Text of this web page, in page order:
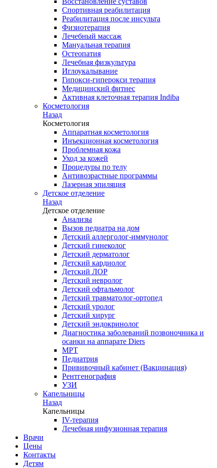
Спортивная реабилитация
Реабилитация после инсульта
Физиотерапия
Лечебный массаж
Мануальная терапия
Остеопатия
Лечебная физкультура
Иглоукалывание
Гипокси-гиперокси терапия
Медицинский фитнес
Активная клеточная терапия Indiba
Косметология
Назад
Косметология
Аппаратная косметология
Инъекционная косметология
Проблемная кожа
Уход за кожей
Процедуры по телу
Антивозрастные программы
Лазерная эпиляция
Детское отделение
Назад
Детское отделение
Анализы
Вызов педиатра на дом
Детский аллерголог-иммунолог
Детский гинеколог
Детский дерматолог
Детский кардиолог
Детский ЛОР
Детский невролог
Детский офтальмолог
Детский травматолог-ортопед
Детский уролог
Детский хирург
Детский эндокринолог
Диагностика заболеваний позвоночника и
осанки на аппарате Diers
МРТ
Педиатрия
Прививочный кабинет (Вакцинация)
Рентгенография
УЗИ
Капельницы
Назад
Капельницы
IV-терапия
Лечебная инфузионная терапия
Врачи
Цены
Контакты
Детям